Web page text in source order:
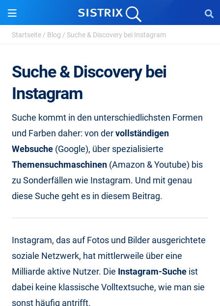
Startseite / Blog / Suche & Discovery bei Instagram
Suche & Discovery bei
Instagram
Suche kommt in den unterschiedlichsten Formen
und Farben daher: von dervollständigen
Websuche (Google), über spezialisierte
Themensuchmaschinen (Amazon & Youtube) bis
zu Sonderfällen wie Instagram. Und mit genau
diese Suche geht es in diesem Beitrag.
Instagram, das auf Fotos und Bilder ausgerichtete
soziale Netzwerk, hat mittlerweile über eine
Milliarde aktive Nutzer. Die Instagram-Suche ist
dabei keine klassische Volltextsuche, wie man sie
sonst häufig antrifft.